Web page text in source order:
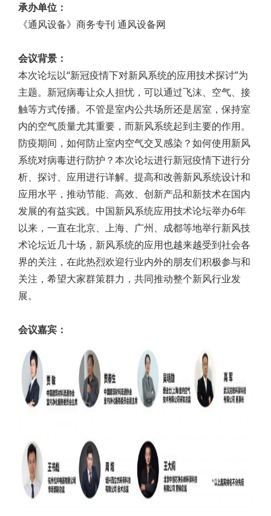
承办单位：
《通风设备》商务专刊 通风设备网
会议背景：
本次论坛以“新冠疫情下对新风系统的应用技术探讨”为
主题。新冠病毒让众人担忧，可以通过飞沫、空气、接
触等方式传播。不管是室内公共场所还是居室，保持室
内的空气质量尤其重要，而新风系统起到主要的作用。
防疫期间，如何防止室内空气交叉感染？如何使用新风
系统对病毒进行防护？本次论坛进行新冠疫情下进行分
析、探讨、应用进行详解。提高和改善新风系统设计和
应用水平，推动节能、高效、创新产品和新技术在国内
发展的有益实践。中国新风系统应用技术论坛举办6年
以来，一直在北京、上海、广州、成都等地举行新风技
术论坛近几十场，新风系统的应用也越来越受到社会各
界的关注，在此热烈欢迎行业内外的朋友们积极参与和
关注，希望大家群策群力，共同推动整个新风行业发
展。
会议嘉宾：